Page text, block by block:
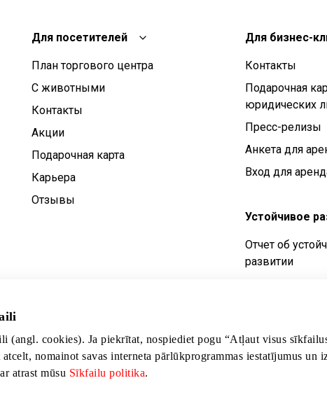
(angl. cookies). Ja piekrītat, nospiediet pogu “Atļaut visus
nomainot savas interneta pārlūkprogrammas iestatījumus un
atrast mūsu Sīkfailu politika.
Для посетителей
План торгового центра
С животными
Контакты
Aкции
Подарочная карта
Карьера
Отзывы
Для бизнес-
Контакты
Подарочная
юридических
Пресс-релизы
Анкета для
Вход для
Устойчивое
Отчет об
развитии